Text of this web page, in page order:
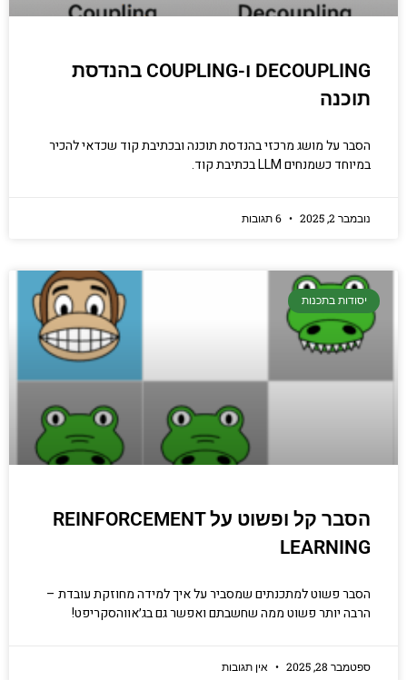
DECOUPLING ו-COUPLING בהנדסת
תוכנה
הסבר על מושג מרכזי בהנדסת תוכנה ובכתיבת קוד שכדאי להכיר
במיוחד כשמנחים LLM בכתיבת קוד.
נובמבר 2, 2025
יסודות בתכנות
הסבר קל ופשוט על REINFORCEMENT
LEARNING
הסבר פשוט למתכנתים שמסביר על איך למידה מחוזקת עובדת –
הרבה יותר פשוט ממה שחשבתם ואפשר גם בג׳אווהסקריפט!
ספטמבר 28, 2025 אין תגובות